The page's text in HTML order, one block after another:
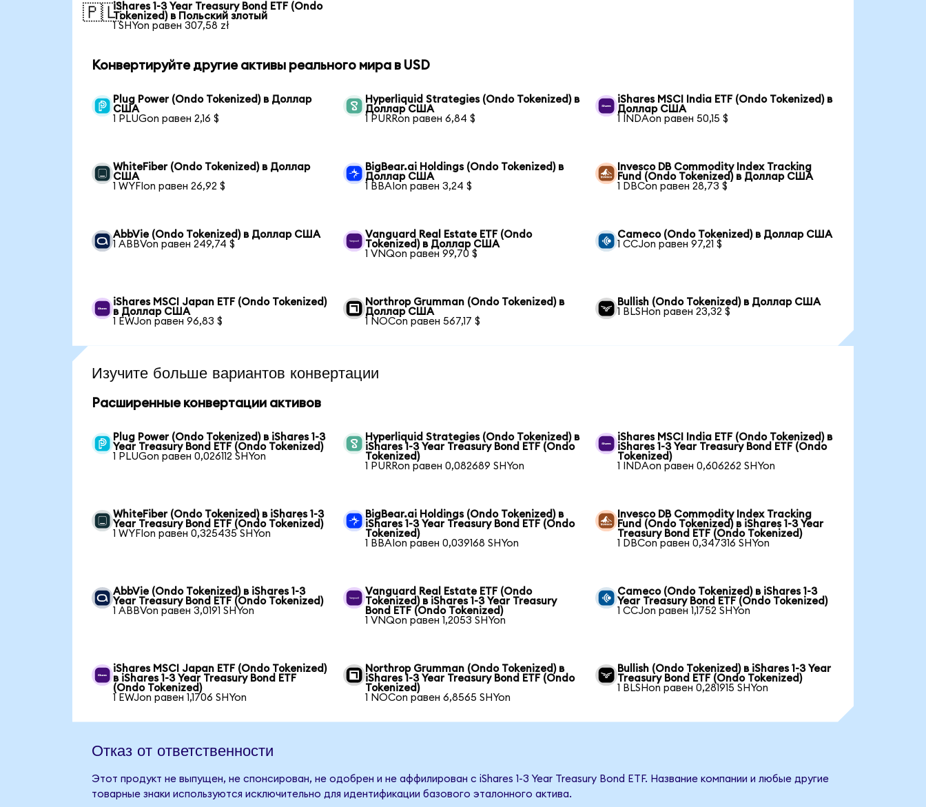
🇵🇱iShares 1-3 Year Treasury Bond ETF (Ondo
Tokenized) в Польский злотый
1 SHYon равен 307,58 zł
Конвертируйте другие активы реального мира в USD
Plug Power (Ondo Tokenized) в Доллар
США
1 PLUGon равен 2,16 $
Hyperliquid Strategies (Ondo Tokenized) в
Доллар США
1 PURRon равен 6,84 $
iShares MSCI India ETF (Ondo Tokenized) в
Доллар США
1 INDAon равен 50,15 $
WhiteFiber (Ondo Tokenized) в Доллар
США
1 WYFIon равен 26,92 $
BigBear.ai Holdings (Ondo Tokenized) в
Доллар США
1 BBAIon равен 3,24 $
Invesco DB Commodity Index Tracking
Fund (Ondo Tokenized) в Доллар США
1 DBCon равен 28,73 $
AbbVie (Ondo Tokenized) в Доллар США
1 ABBVon равен 249,74 $
Vanguard Real Estate ETF (Ondo
Tokenized) в Доллар США
1 VNQon равен 99,70 $
Cameco (Ondo Tokenized) в Доллар США
1 CCJon равен 97,21 $
iShares MSCI Japan ETF (Ondo Tokenized)
в Доллар США
1 EWJon равен 96,83 $
Northrop Grumman (Ondo Tokenized) в
Доллар США
1 NOCon равен 567,17 $
Bullish (Ondo Tokenized) в Доллар США
1 BLSHon равен 23,32 $
Изучите больше вариантов конвертации
Расширенные конвертации активов
Plug Power (Ondo Tokenized) в iShares 1-3
Year Treasury Bond ETF (Ondo Tokenized)
1 PLUGon равен 0,026112 SHYon
Hyperliquid Strategies (Ondo Tokenized) в
iShares 1-3 Year Treasury Bond ETF (Ondo
Tokenized)
1 PURRon равен 0,082689 SHYon
iShares MSCI India ETF (Ondo Tokenized) в
iShares 1-3 Year Treasury Bond ETF (Ondo
Tokenized)
1 INDAon равен 0,606262 SHYon
WhiteFiber (Ondo Tokenized) в iShares 1-3
Year Treasury Bond ETF (Ondo Tokenized)
1 WYFIon равен 0,325435 SHYon
BigBear.ai Holdings (Ondo Tokenized) в
iShares 1-3 Year Treasury Bond ETF (Ondo
Tokenized)
1 BBAIon равен 0,039168 SHYon
Invesco DB Commodity Index Tracking
Fund (Ondo Tokenized) в iShares 1-3 Year
Treasury Bond ETF (Ondo Tokenized)
1 DBCon равен 0,347316 SHYon
AbbVie (Ondo Tokenized) в iShares 1-3
Year Treasury Bond ETF (Ondo Tokenized)
1 ABBVon равен 3,0191 SHYon
Vanguard Real Estate ETF (Ondo
Tokenized) в iShares 1-3 Year Treasury
Bond ETF (Ondo Tokenized)
1 VNQon равен 1,2053 SHYon
Cameco (Ondo Tokenized) в iShares 1-3
Year Treasury Bond ETF (Ondo Tokenized)
1 CCJon равен 1,1752 SHYon
iShares MSCI Japan ETF (Ondo Tokenized)
в iShares 1-3 Year Treasury Bond ETF
(Ondo Tokenized)
1 EWJon равен 1,1706 SHYon
Northrop Grumman (Ondo Tokenized) в
iShares 1-3 Year Treasury Bond ETF (Ondo
Tokenized)
1 NOCon равен 6,8565 SHYon
Bullish (Ondo Tokenized) в iShares 1-3 Year
Treasury Bond ETF (Ondo Tokenized)
1 BLSHon равен 0,281915 SHYon
Отказ от ответственности
Этот продукт не выпущен, не спонсирован, не одобрен и не аффилирован с iShares 1-3 Year Treasury Bond ETF. Название компании и любые другие
товарные знаки используются исключительно для идентификации базового эталонного актива.